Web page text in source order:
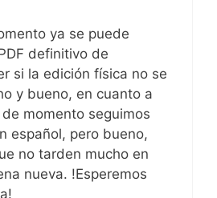
ya se puede
definitivo de
si la edición física no se
y bueno, en cuanto a
momento seguimos
español, pero bueno,
no tarden mucho en
nueva. !Esperemos